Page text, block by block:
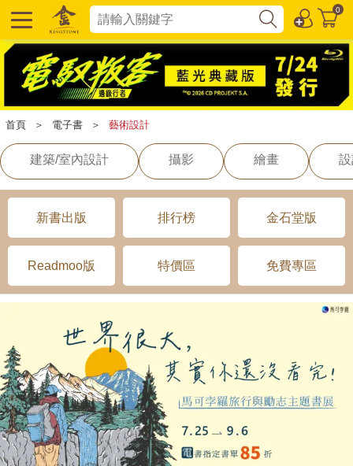
0
首頁 ＞ 電子書 ＞ 藝術設計
建築/室內設計 攝影 繪畫
新書出版 排行榜 金石堂版
Readmoo版 特價區 免費專區